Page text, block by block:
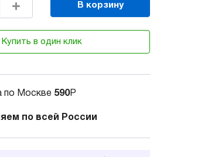
В корзину
Купить в один клик
по Москве 590Р
по всей России